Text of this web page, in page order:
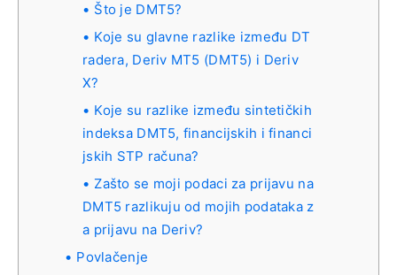
Što je DMT5?
Koje su glavne razlike između DT
radera, Deriv MT5 (DMT5) i Deriv
X?
Koje su razlike između sintetičkih
indeksa DMT5, financijskih i financi
jskih STP računa?
Zašto se moji podaci za prijavu na
DMT5 razlikuju od mojih podataka z
a prijavu na Deriv?
Povlačenje